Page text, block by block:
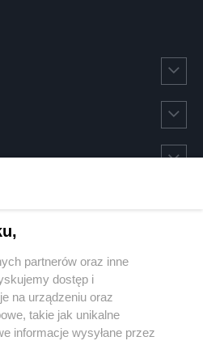
partnerów oraz inne
dostęp i
na urządzeniu oraz
takie jak unikalne
informacje wysyłane przez